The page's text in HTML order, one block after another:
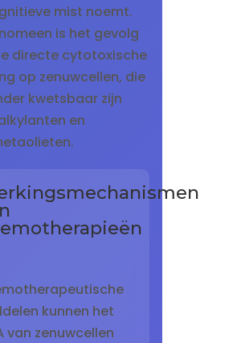
mist noemt.
is het gevolg
directe cytotoxische
op zenuwcellen, die
kwetsbaar zijn
en
kunnen het
van zenuwcellen